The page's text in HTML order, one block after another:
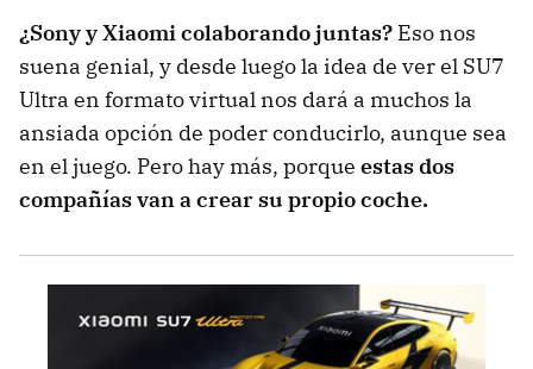
¿Sony y Xiaomi colaborando juntas? Eso nos
suena genial, y desde luego la idea de ver el SU7
Ultra en formato virtual nos dará a muchos la
ansiada opción de poder conducirlo, aunque sea
en el juego. Pero hay más, porque estas dos
compañías van a crear su propio coche.